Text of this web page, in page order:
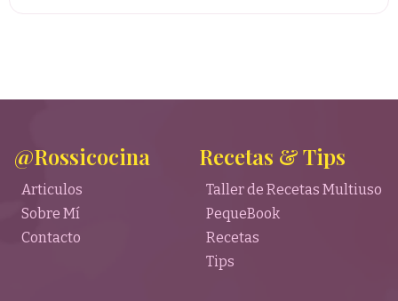
@Rossicocina
Articulos
Sobre Mí
Contacto
Recetas & Tips
Taller de Recetas Multiuso
PequeBook
Recetas
Tips